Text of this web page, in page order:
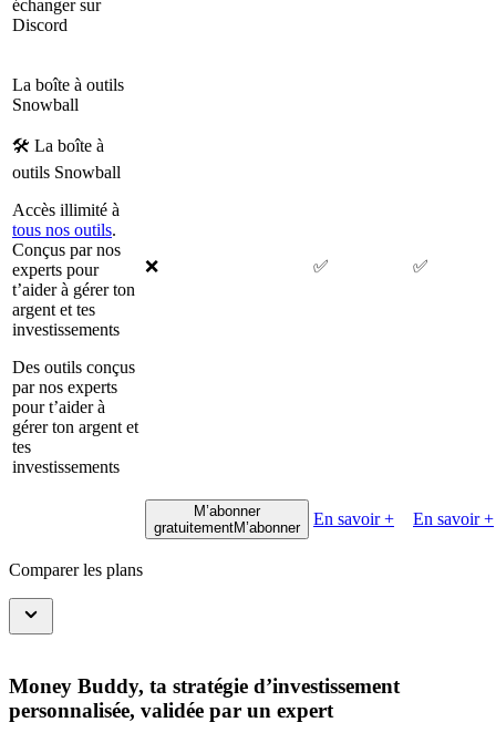
échanger sur
Discord
La boîte à outils
Snowball
🛠 La boîte à
outils Snowball
Accès illimité à
tous nos outils.
Conçus par nos
experts pour
t’aider à gérer ton
argent et tes
investissements
Des outils conçus
par nos experts
pour t’aider à
gérer ton argent et
tes
investissements
❌ ✅ ✅
M’abonner
gratuitementM’abonner En savoir + En savoir +
Comparer les plans
Money Buddy, ta stratégie d’investissement
personnalisée, validée par un expert